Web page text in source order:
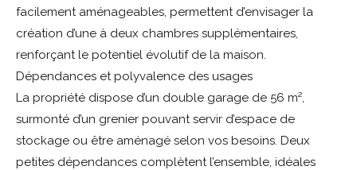
facilement aménageables, permettent d’envisager la
création d’une à deux chambres supplémentaires,
renforçant le potentiel évolutif de la maison.
Dépendances et polyvalence des usages
La propriété dispose d’un double garage de 56 m²,
surmonté d’un grenier pouvant servir d’espace de
stockage ou être aménagé selon vos besoins. Deux
petites dépendances complètent l’ensemble, idéales